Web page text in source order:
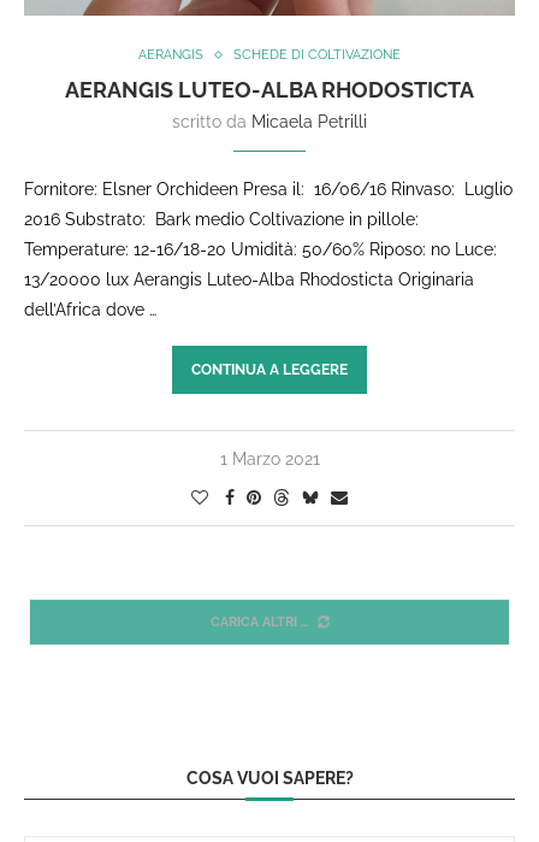
AERANGIS SCHEDE DI COLTIVAZIONE
AERANGIS LUTEO-ALBA RHODOSTICTA
scritto da Micaela Petrilli
Fornitore: Elsner Orchideen Presa il: 16/06/16 Rinvaso: Luglio
2016 Substrato: Bark medio Coltivazione in pillole:
Temperature: 12-16/18-20 Umidità: 50/60% Riposo: no Luce:
13/20000 lux Aerangis Luteo-Alba Rhodosticta Originaria
dell’Africa dove …
CONTINUA A LEGGERE
1 Marzo 2021
CARICA ALTRI
COSA VUOI SAPERE?